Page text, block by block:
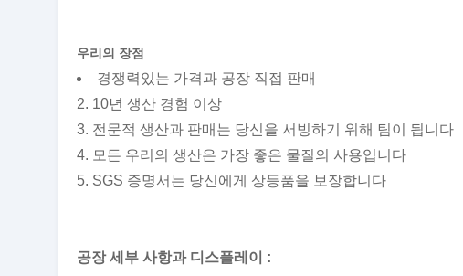
우리의 장점
경쟁력있는 가격과 공장 직접 판매
2. 10년 생산 경험 이상
3. 전문적 생산과 판매는 당신을 서빙하기 위해 팀이 됩니다
4. 모든 우리의 생산은 가장 좋은 물질의 사용입니다
5. SGS 증명서는 당신에게 상등품을 보장합니다
공장 세부 사항과 디스플레이 :